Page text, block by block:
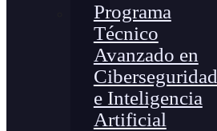
Programa
Técnico
Avanzado en
Ciberseguridad
e Inteligencia
Artificial